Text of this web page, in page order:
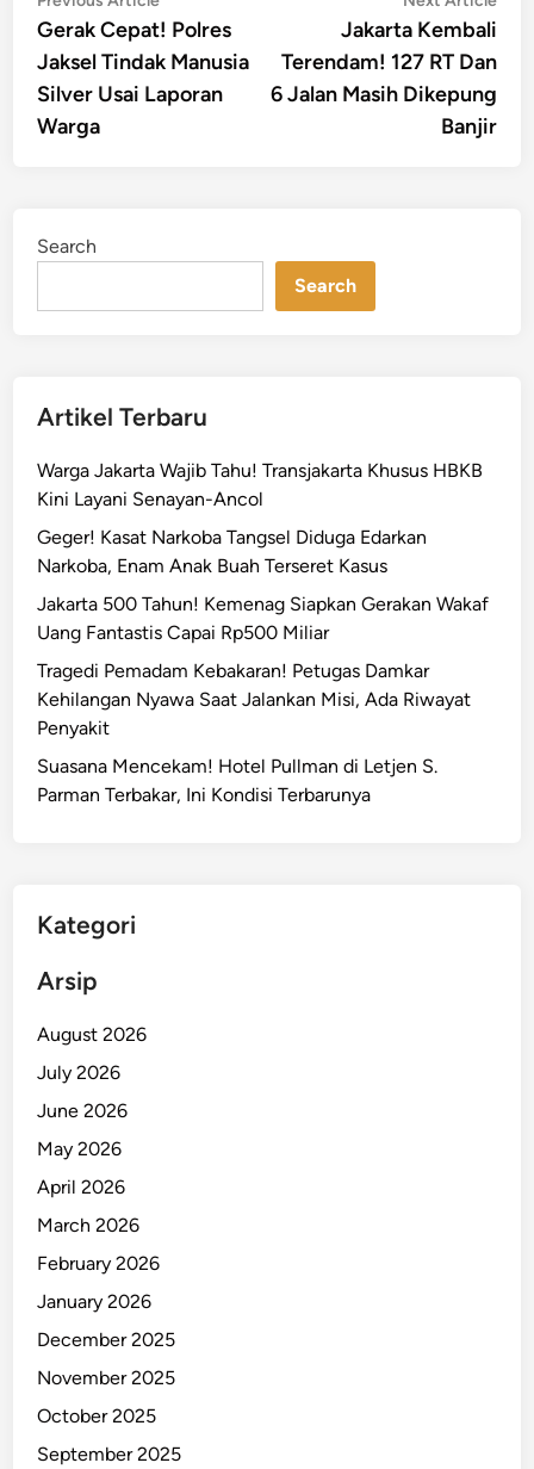
navigationarticle:
Gerak Cepat! Polres
Jaksel Tindak Manusia
Silver Usai Laporan
Warga
Jakarta Kembali
Terendam! 127 RT Dan
6 Jalan Masih Dikepung
Banjir
Search
Search
Artikel Terbaru
Warga Jakarta Wajib Tahu! Transjakarta Khusus HBKB
Kini Layani Senayan-Ancol
Geger! Kasat Narkoba Tangsel Diduga Edarkan
Narkoba, Enam Anak Buah Terseret Kasus
Jakarta 500 Tahun! Kemenag Siapkan Gerakan Wakaf
Uang Fantastis Capai Rp500 Miliar
Tragedi Pemadam Kebakaran! Petugas Damkar
Kehilangan Nyawa Saat Jalankan Misi, Ada Riwayat
Penyakit
Suasana Mencekam! Hotel Pullman di Letjen S.
Parman Terbakar, Ini Kondisi Terbarunya
Kategori
Arsip
August 2026
July 2026
June 2026
May 2026
April 2026
March 2026
February 2026
January 2026
December 2025
November 2025
October 2025
September 2025